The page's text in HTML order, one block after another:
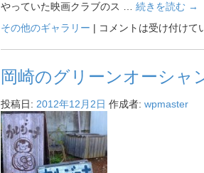
やっていた映画クラブのス … 続きを読む →
その他のギャラリー | コメントは受け付けて
岡崎のグリーンオーシャ
投稿日: 2012年12月2日 作成者: wpmaster